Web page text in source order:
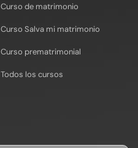
Curso de matrimonio
Curso Salva mi matrimonio
Curso prematrimonial
Todos los cursos